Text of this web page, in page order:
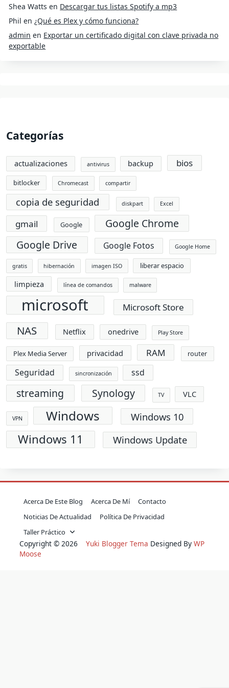
Shea Watts en Descargar tus listas Spotify a mp3
Phil en¿Qué es Plex y cómo funciona?
admin en Exportar un certificado digital con clave privada no
exportable
Categorías
actualizaciones antivirus backup bios
bitlocker Chromecast compartir
copia de seguridad diskpart Excel
gmail Google
Google Chrome
Google Drive
Google Fotos Google Home
gratis hibernación imagen ISO liberar espacio
limpieza línea de comandos malware
microsoft Microsoft Store
NAS Netflix onedrive Play Store
Plex Media Server privacidad RAM router
Seguridad sincronización ssd
streaming Synology TV VLC
VPN Windows Windows 10
Windows 11 Windows Update
Acerca De Este Blog Acerca De Mí
Contacto
Noticias De Actualidad
Política De Privacidad
Taller Práctico
Copyright © 2026 Yuki Blogger Tema Designed By WP
Moose